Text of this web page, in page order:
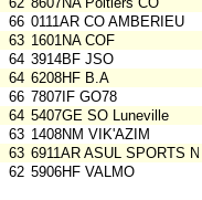
66 0111AR CO AMBERIEU
63 1601NA COF
64 3914BF JSO
64 6208HF B.A
66 7807IF GO78
64 5407GE SO Luneville
63 1408NM VIK'AZIM
63 6911AR ASUL SPORTS
62 5906HF VALMO